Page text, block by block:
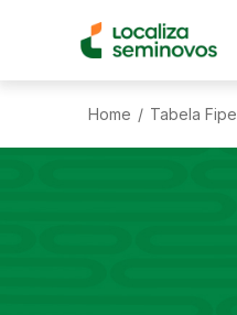
Home / Tabela Fipe